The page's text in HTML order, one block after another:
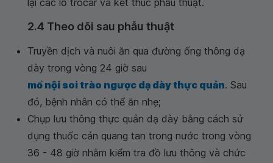
lại các lỗ trocar và kết thúc phẫu thuật.
2.4 Theo dõi sau phẫu thuật
Truyền dịch và nuôi ăn qua đường ống thông dạ
dày trong vòng 24 giờ sau
mổ nội soi trào ngược dạ dày thực quản. Sau
đó, bệnh nhân có thể ăn nhẹ;
Chụp lưu thông thực quản dạ dày bằng cách sử
dụng thuốc cản quang tan trong nước trong vòng
36 - 48 giờ nhằm kiểm tra đồ lưu thông và chức